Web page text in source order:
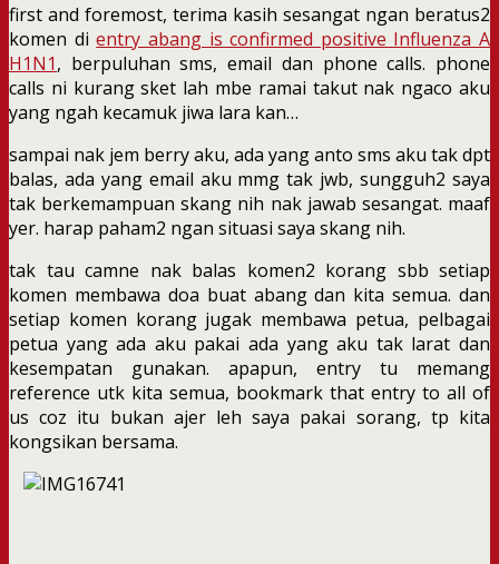
first and foremost, terima kasih sesangat ngan beratus2
komen dientry abang is confirmed positive Influenza A
H1N1, berpuluhan sms, email dan phone calls. phone
calls ni kurang sket lah mbe ramai takut nak ngaco aku
yang ngah kecamuk jiwa lara kan…
sampai nak jem berry aku, ada yang anto sms aku tak dpt
balas, ada yang email aku mmg tak jwb, sungguh2 saya
tak berkemampuan skang nih nak jawab sesangat. maaf
yer. harap paham2 ngan situasi saya skang nih.
tak tau camne nak balas komen2 korang sbb setiap
komen membawa doa buat abang dan kita semua. dan
setiap komen korang jugak membawa petua, pelbagai
petua yang ada aku pakai ada yang aku tak larat dan
kesempatan gunakan. apapun, entry tu memang
reference utk kita semua, bookmark that entry to all of
us coz itu bukan ajer leh saya pakai sorang, tp kita
kongsikan bersama.